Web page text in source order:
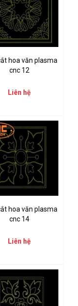
hoa văn plasma
cnc 12
Liên hệ
hoa văn plasma
cnc 14
Liên hệ